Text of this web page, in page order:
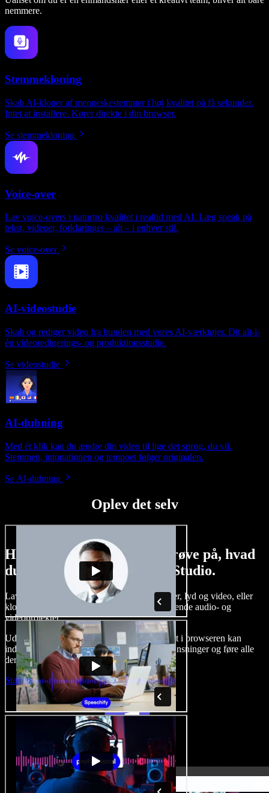
nemmere.
Stemmekloning
Skab AI-kloner af menneskestemmer i høj kvalitet på få sekunder.
Intet at installere. Kører direkte i din browser.
Se stemmekloning
Voice-over
Lav voice-overs i naturtro kvalitet i realtid med AI. Læg speak på
tekst, videoer, forklaringer – alt – i enhver stil.
Se voice-over
AI-videostudie
Skab og rediger video fra bunden med vores AI-værktøjer. Dit alt-i-
én videoredigerings- og produktionsstudie.
Se videostudie
AI-dubning
Med ét klik kan du ændre din video til lige det sprog, du vil.
Stemmen, intonationen og tempoet følger originalen.
Se AI-dubning
Oplev det selv
Her er bare en lille smagsprøve på, hvad
du kan lave med Speechify Studio.
Lav voice-overs, tilføj royaltyfrie stockbilleder, lyd og video, eller
klon din stemme og skab komplette, imponerende audio- og
videoprojekter.
Uden indlæringskurve og med alt tilgængeligt i browseren kan
indholdsskabere slippe for traditionelle begrænsninger og føre alle
deres kreative idéer ud i livet.
Start Studio